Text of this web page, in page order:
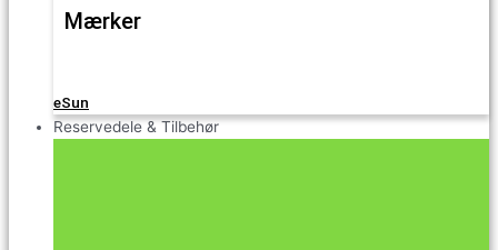
Mærker
eSun
Reservedele & Tilbehør